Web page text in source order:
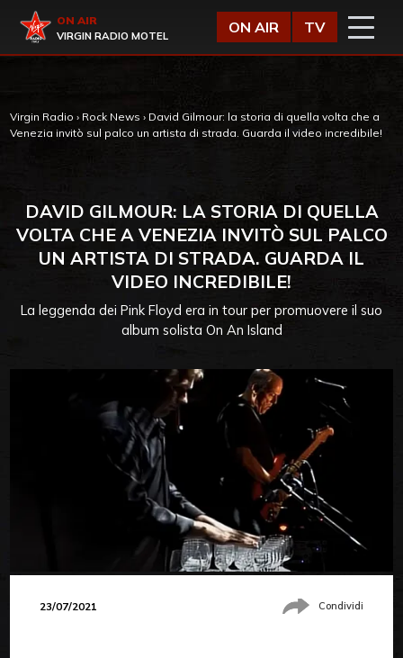
Virgin Radio
ON AIR
VIRGIN RADIO MOTEL
ON AIR TV
Virgin Radio › Rock News › David Gilmour: la storia di quella volta che a
Venezia invitò sul palco un artista di strada. Guarda il video incredibile!
DAVID GILMOUR: LA STORIA DI QUELLA
VOLTA CHE A VENEZIA INVITÒ SUL PALCO
UN ARTISTA DI STRADA. GUARDA IL
VIDEO INCREDIBILE!
La leggenda dei Pink Floyd era in tour per promuovere il suo
album solista On An Island
23/07/2021 Condividi